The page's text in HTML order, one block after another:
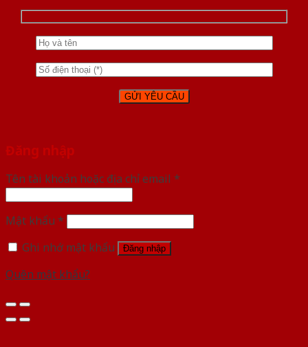
Đăng nhập
Tên tài khoản hoặc địa chỉ email *
Mật khẩu *
Ghi nhớ mật khẩu
Đăng nhập
Quên mật khẩu?